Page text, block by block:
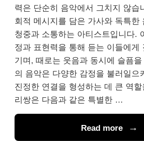
력은 단순히 음악에서 그치지 않습
회적 메시지를 담은 가사와 독특한
청중과 소통하는 아티스트입니다.
정과 표현력을 통해 듣는 이들에게
기며, 때로는 웃음과 동시에 슬픔
의 음악은 다양한 감정을 불러일으
진정한 연결을 형성하는 데 큰 역
리쌍은 다음과 같은 특별한 …
Read more